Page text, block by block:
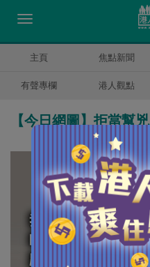
主頁 焦點新聞
有聲專欄 港人觀點
【今日網圖】拒當幫兇